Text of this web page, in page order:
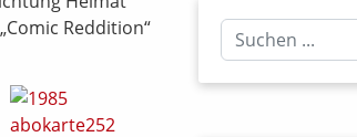
Reddition“
Suchen
...